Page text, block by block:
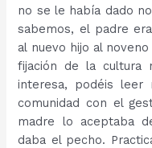
no se le había dado
sabemos, el padre
al nuevo hijo al
fijación de la cultura
interesa, podéis leer
comunidad con el
madre lo aceptaba
daba el pecho.